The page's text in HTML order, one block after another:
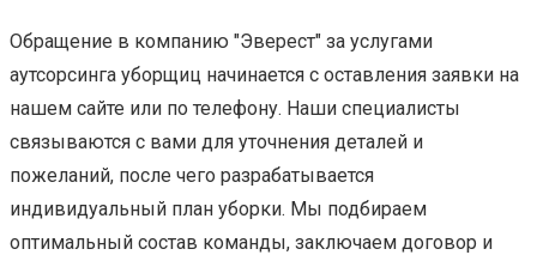
Обращение в компанию "Эверест" за услугами
аутсорсинга уборщиц начинается с оставления заявки на
нашем сайте или по телефону. Наши специалисты
связываются с вами для уточнения деталей и
пожеланий, после чего разрабатывается
индивидуальный план уборки. Мы подбираем
оптимальный состав команды, заключаем договор и